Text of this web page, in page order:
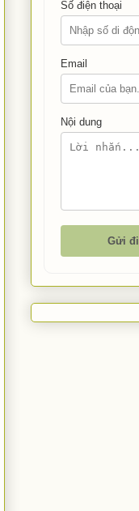
Số điện thoại
Email
Nội dung
Gửi đi